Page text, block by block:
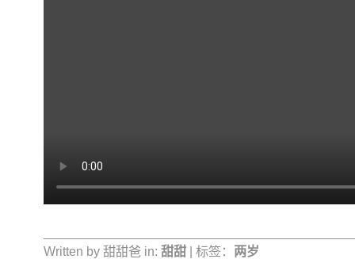
Written by 甜甜爸 in: 甜甜 | 标签： 两岁